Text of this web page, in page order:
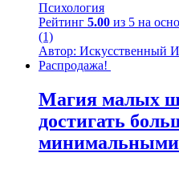
Психология
Рейтинг 5.00 из 5 на
(1)
Автор: Искусственный
Распродажа!
Магия малых
достигать
минимальными